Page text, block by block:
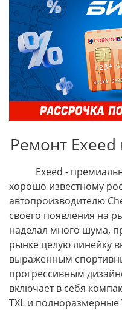
Ремонт Exeed
Exeed -
хорошо известному
автопроизводителю
своего появления на
наделал много шума,
рынке целую линейку
выраженным
прогрессивным
включает в себя
TXL и полноразмерные